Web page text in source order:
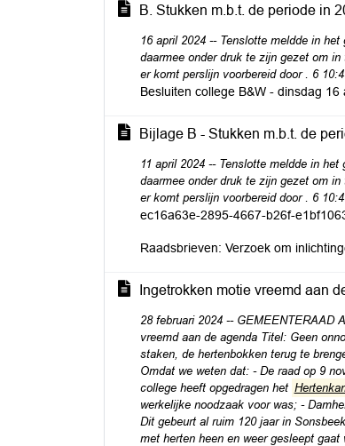
B. Stukken m.b.t. de periode in
16 april 2024 -- Tenslotte meldde in
daarmee onder druk te zijn gezet om in
er komt perslijn voorbereid door . 6
Besluiten college B&W - dinsdag
Bijlage B - Stukken m.b.t. de
11 april 2024 -- Tenslotte meldde in
daarmee onder druk te zijn gezet om in
er komt perslijn voorbereid door . 6
ec16a63e-2895-4667-b26f-
Raadsbrieven: Verzoek om
Ingetrokken motie vreemd aan
28 februari 2024 -- GEMEENTERAAD
vreemd aan de agenda Titel: Geen
staken, de hertenbokken terug te
Omdat we weten dat: - De raad op 9
college heeft opgedragen het
werkelijke noodzaak voor was; -
Dit gebeurt al ruim 120 jaar in
met herten heen en weer gesleept